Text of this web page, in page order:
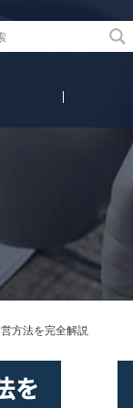
方法を完全解説
を